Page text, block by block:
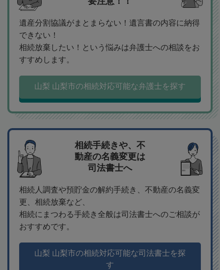
遺産分割協議がまとまらない！遺言書の内容に納得
できない！
相続放棄したい！という悩みは弁護士への相談をお
すすめします。
山梨 山梨市の相続対応可能な弁護士を探す
相続手続きや、不
動産の名義変更は
司法書士へ
相続人調査や預貯金の解約手続き、不動産の名義変
更、相続放棄など、
相続にまつわる手続き全般は司法書士へのご相談が
おすすめです。
山梨 山梨市の相続対応可能な司法書士を探
す